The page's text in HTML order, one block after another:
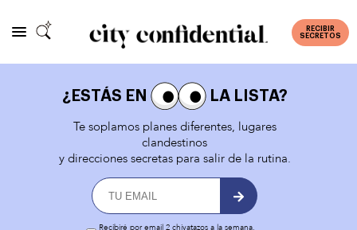
RECIBIR
SECRETOS
¿ESTÁS EN
LA LISTA?
Te soplamos planes diferentes, lugares
clandestinos
y direcciones secretas para salir de la rutina.
Recibiré por email 2 chivatazos a la semana.